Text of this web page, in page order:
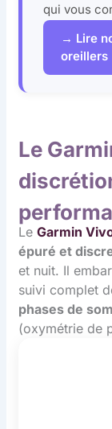
qui vous
→ Lire
oreillers
Le
LeGarmin
épuré et
et nuit. Il
suivi complet
phases de
(oxymétrie de